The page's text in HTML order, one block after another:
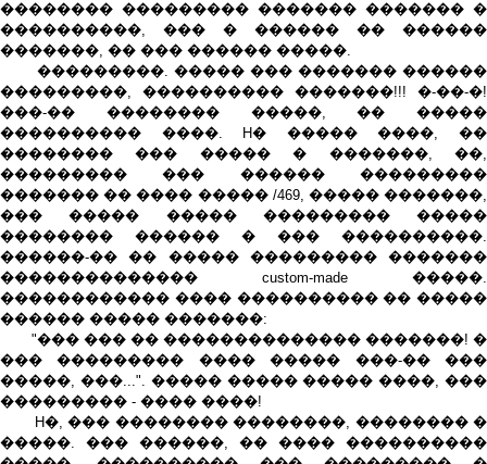
�������� ��������� ������� ������� �
����������, ��� � ������ �� ������
�������, �� ��� ������ �����.
���������. ����� ��� ������� ������
���������, ���������� �������!!! �-��-�!
���-�� �������� �����, �� �����
���������� ����. H� ����� ����, ��
�������� ��� ����� � �������, ��,
��������� ��� ������ ���������
������� �� ���� ����� /469, ����� �������,
��� ����� ����� ��������� �����
�������� ������ � ��� ����������.
������-�� �� ����� ��������� �������
�������������� custom-made �����.
������������ ���� ���������� �� �����
������ ����� �������:
"��� ��� �� �������������� �������! �
��� ��������� ���� ����� ���-�� ���
�����, ���...". ����� ����� ����� ����, ���
��������� - ���� ����!
H�, ��� �������� ��������, �������� �
�����. ��� ������, �� ���� ����������